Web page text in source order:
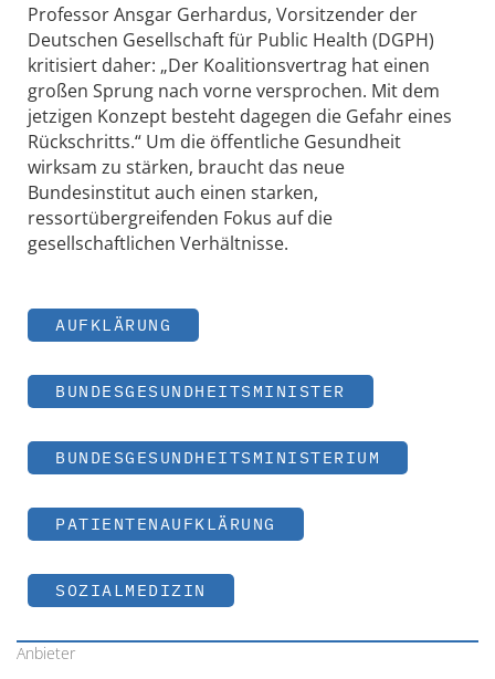
Professor Ansgar Gerhardus, Vorsitzender der
Deutschen Gesellschaft für Public Health (DGPH)
kritisiert daher: „Der Koalitionsvertrag hat einen
großen Sprung nach vorne versprochen. Mit dem
jetzigen Konzept besteht dagegen die Gefahr eines
Rückschritts.“ Um die öffentliche Gesundheit
wirksam zu stärken, braucht das neue
Bundesinstitut auch einen starken,
ressortübergreifenden Fokus auf die
gesellschaftlichen Verhältnisse.
AUFKLÄRUNG
BUNDESGESUNDHEITSMINISTER
BUNDESGESUNDHEITSMINISTERIUM
PATIENTENAUFKLÄRUNG
SOZIALMEDIZIN
Anbieter